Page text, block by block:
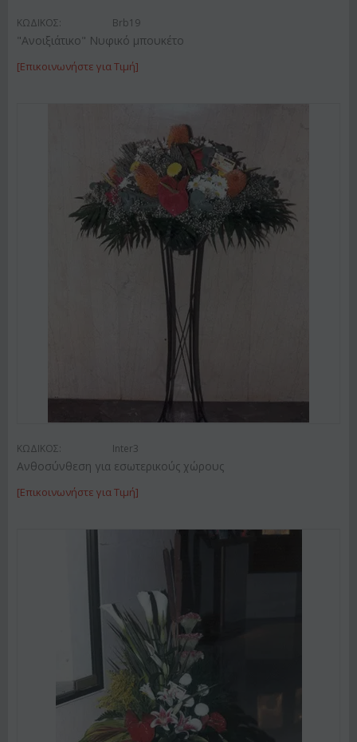
ΚΩΔΙΚΟΣ: Brb19
"Ανοιξιάτικο" Νυφικό μπουκέτο
[Επικοινωνήστε για Τιμή]
ΚΩΔΙΚΟΣ: Inter3
Ανθοσύνθεση για εσωτερικούς χώρους
[Επικοινωνήστε για Τιμή]